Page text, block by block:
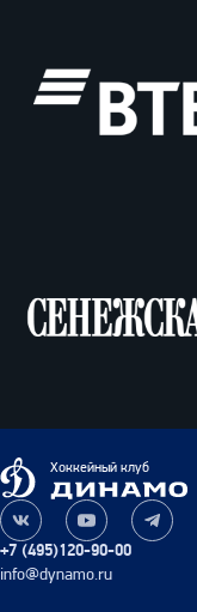
Динамо
Москва
Хоккейный клуб
+7 (495)120-90-00
info@dynamo.ru
Наша
группа
ВКонтакте
Наш
канал
на
Наш
канал